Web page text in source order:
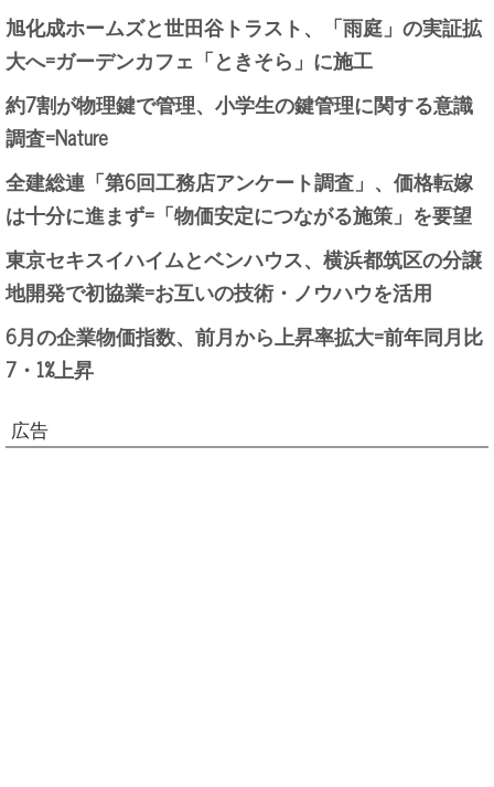
旭化成ホームズと世田谷トラスト、「雨庭」の実証拡
大へ=ガーデンカフェ「ときそら」に施工
約7割が物理鍵で管理、小学生の鍵管理に関する意識
調査=Nature
全建総連「第6回工務店アンケート調査」、価格転嫁
は十分に進まず=「物価安定につながる施策」を要望
東京セキスイハイムとベンハウス、横浜都筑区の分譲
地開発で初協業=お互いの技術・ノウハウを活用
6月の企業物価指数、前月から上昇率拡大=前年同月比
7・1%上昇
広告